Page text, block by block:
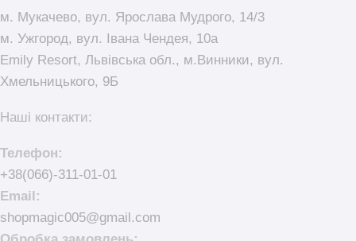
м. Мукачево, вул. Ярослава Мудрого, 14/3
м. Ужгород, вул. Івана Чендея, 10а
Emily Resort, Львівська обл., м.Винники, вул.
Хмельницького, 9Б
Наші контакти:
Телефон:
+38(066)-311-01-01
Email:
shopmagic005@gmail.com